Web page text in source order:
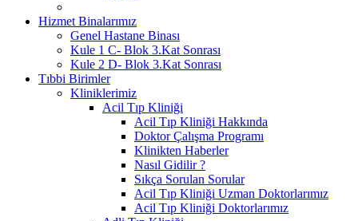
Hizmet Binalarımız
Genel Hastane Binası
Kule 1 C- Blok 3.Kat Sonrası
Kule 2 D- Blok 3.Kat Sonrası
Tıbbi Birimler
Kliniklerimiz
Acil Tıp Kliniği
Acil Tıp Kliniği Hakkında
Doktor Çalışma Programı
Klinikten Haberler
Nasıl Gidilir ?
Sıkça Sorulan Sorular
Acil Tıp Kliniği Uzman Doktorlarımız
Acil Tıp Kliniği Doktorlarımız